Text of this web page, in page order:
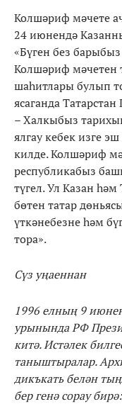
Колшәриф мәчете
24 июнендә
«Бүген без
Колшәриф
шаһитлары булып
ясаганда
– Халкыбыз
ялгау кебек изге
килде. Колшәриф
республикабыз
түгел. Ул Казан
бөтен татар
үткәнебезне һәм
тора».
Сүз уңаеннан
1996елның 9
урынында РФ
китә.Истәлек
таныштыралар.
дикъкать белән
бер генә сорау бирә: